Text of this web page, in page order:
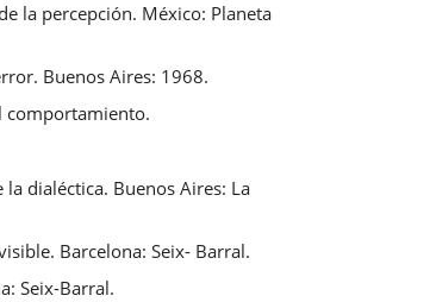
de la percepción. México: Planeta
Buenos Aires: 1968.
comportamiento.
la dialéctica. Buenos Aires: La
Barcelona: Seix- Barral.
Seix-Barral.